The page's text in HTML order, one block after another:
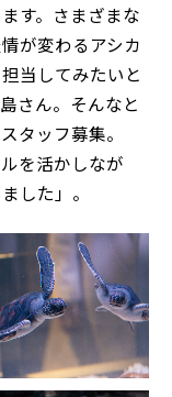
す。さまざまな
が変わるアシカ
当してみたいと
さん。そんなと
タッフ募集。
を活かしなが
した」。